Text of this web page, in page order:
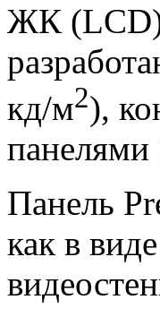
ЖК (LCD)
кд/м2),
Панель
как в